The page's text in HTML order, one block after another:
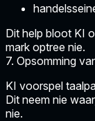
Dit help bloot KI
mark optree nie.
7. Opsomming
KI voorspel
Dit neem nie
nie.